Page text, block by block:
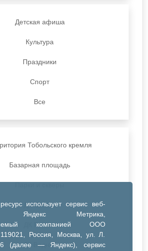
использует сервис веб-
Яндекс Метрика,
компанией ООО
Россия, Москва, ул. Л.
(далее — Яндекс), сервис
Детская афиша
Культура
Праздники
Спорт
Все
Тобольского кремля
Базарная площадь
ДК Синтез
ДК Речник
ДК Водник